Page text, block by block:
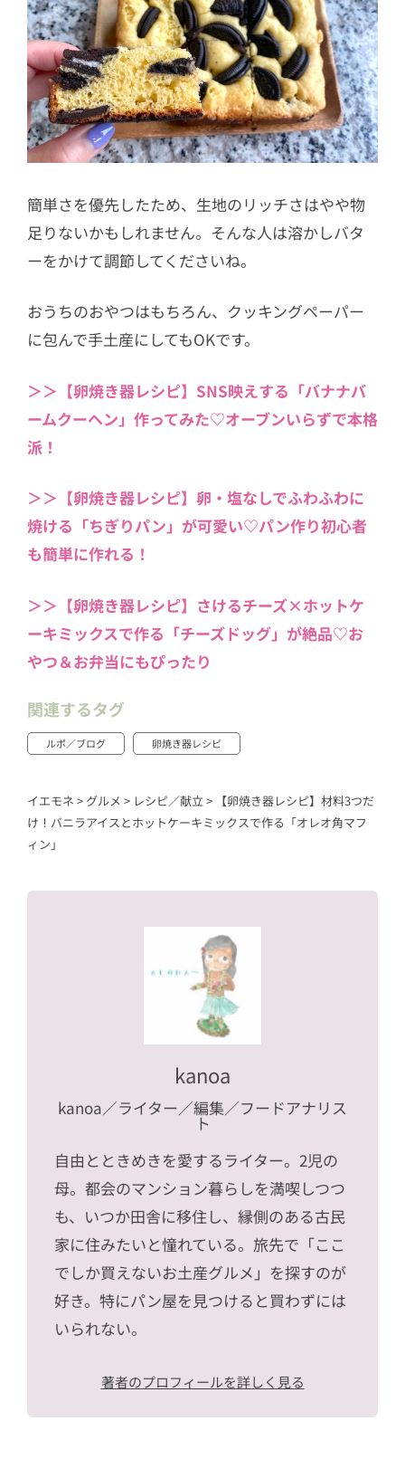
簡単さを優先したため、生地のリッチさはやや物
足りないかもしれません。そんな人は溶かしバタ
ーをかけて調節してくださいね。
おうちのおやつはもちろん、クッキングペーパー
に包んで手土産にしてもOKです。
＞＞【卵焼き器レシピ】SNS映えする「バナナバ
ームクーヘン」作ってみた♡オーブンいらずで本格
派！
＞＞【卵焼き器レシピ】卵・塩なしでふわふわに
焼ける「ちぎりパン」が可愛い♡パン作り初心者
も簡単に作れる！
＞＞【卵焼き器レシピ】さけるチーズ×ホットケ
ーキミックスで作る「チーズドッグ」が絶品♡お
やつ＆お弁当にもぴったり
関連するタグ
ルポ／ブログ 卵焼き器レシピ
イエモネ > グルメ > レシピ／献立 > 【卵焼き器レシピ】材料3つだ
け！バニラアイスとホットケーキミックスで作る「オレオ角マフ
ィン」
kanoa
kanoa／ライター／編集／フードアナリス
ト
自由とときめきを愛するライター。2児の
母。都会のマンション暮らしを満喫しつつ
も、いつか田舎に移住し、縁側のある古民
家に住みたいと憧れている。旅先で「ここ
でしか買えないお土産グルメ」を探すのが
好き。特にパン屋を見つけると買わずには
いられない。
著者のプロフィールを詳しく見る